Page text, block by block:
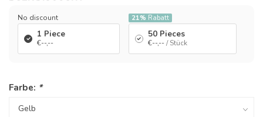
No discount
1 Piece
€--,--
21% Rabatt
50 Pieces
€--,-- / Stück
Farbe: *